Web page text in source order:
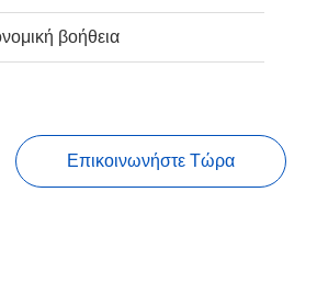
βοήθεια
Επικοινωνήστε Τώρα